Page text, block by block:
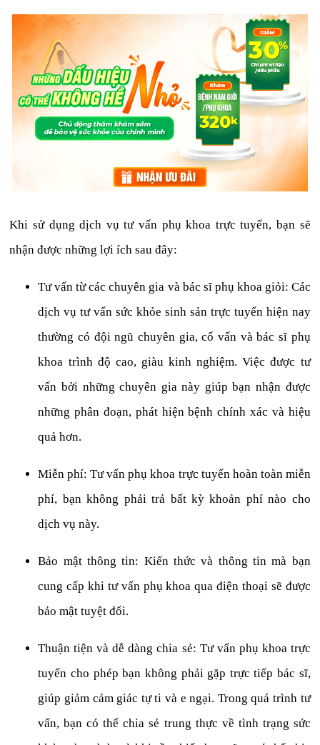
Khi sử dụng dịch vụ tư vấn phụ khoa trực tuyến, bạn sẽ
nhận được những lợi ích sau đây:
Tư vấn từ các chuyên gia và bác sĩ phụ khoa giỏi: Các
dịch vụ tư vấn sức khỏe sinh sản trực tuyến hiện nay
thường có đội ngũ chuyên gia, cố vấn và bác sĩ phụ
khoa trình độ cao, giàu kinh nghiệm. Việc được tư
vấn bởi những chuyên gia này giúp bạn nhận được
những phân đoạn, phát hiện bệnh chính xác và hiệu
quả hơn.
Miễn phí: Tư vấn phụ khoa trực tuyến hoàn toàn miễn
phí, bạn không phải trả bất kỳ khoản phí nào cho
dịch vụ này.
Bảo mật thông tin: Kiến thức và thông tin mà bạn
cung cấp khi tư vấn phụ khoa qua điện thoại sẽ được
bảo mật tuyệt đối.
Thuận tiện và dễ dàng chia sẻ: Tư vấn phụ khoa trực
tuyến cho phép bạn không phải gặp trực tiếp bác sĩ,
giúp giảm cảm giác tự ti và e ngại. Trong quá trình tư
vấn, bạn có thể chia sẻ trung thực về tình trạng sức